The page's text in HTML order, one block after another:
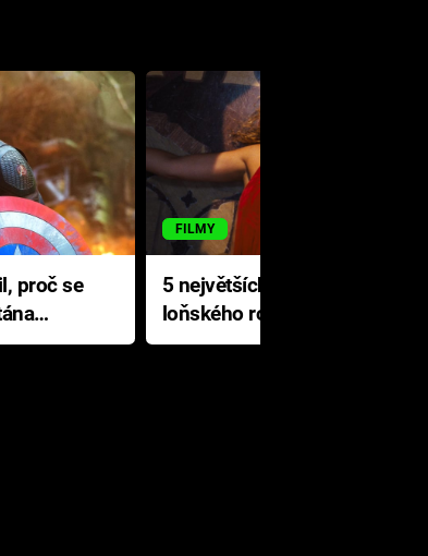
proč se
FILMY
5 největších propadáků
loňského roku: Disney na
jediné katastrofě prodělal 200